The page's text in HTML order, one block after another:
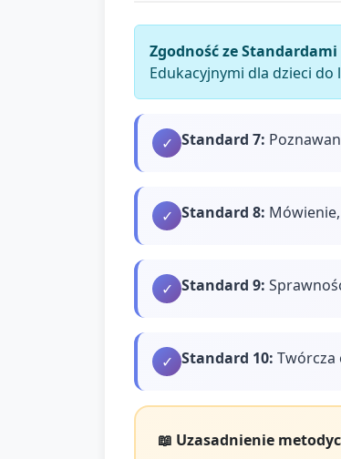
Zgodność ze
Edukacyjnymi dla dzieci
✓ Standard 7:
✓ Standard 8:
✓ Standard 9:
✓ Standard 10:
📖 Uzasadnienie